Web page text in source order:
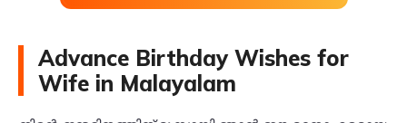
Advance Birthday Wishes for
Wife in Malayalam